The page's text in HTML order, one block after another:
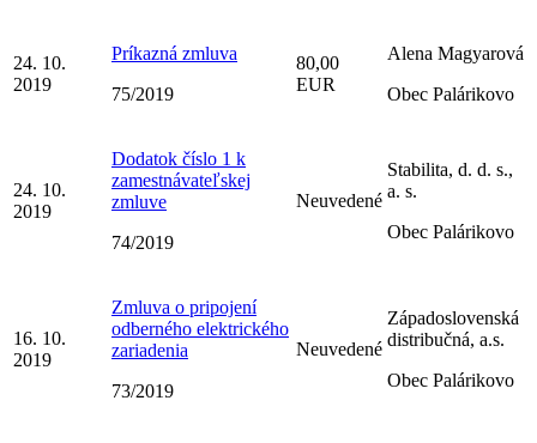
24. 10.
2019
Príkazná zmluva
75/2019
80,00
EUR
Alena Magyarová
Obec Palárikovo
24. 10.
2019
Dodatok číslo 1 k
zamestnávateľskej
zmluve
74/2019
Neuvedené
Stabilita, d. d. s.,
a. s.
Obec Palárikovo
16. 10.
2019
Zmluva o pripojení
odberného elektrického
zariadenia
73/2019
Neuvedené
Západoslovenská
distribučná, a.s.
Obec Palárikovo